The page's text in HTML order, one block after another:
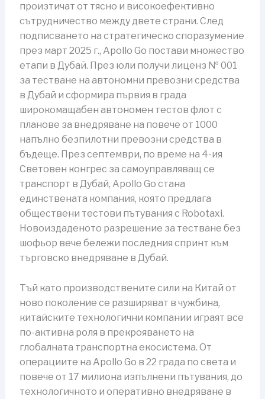
произтичат от тясно и високоефективно
сътрудничество между двете страни. След
подписването на стратегическо споразумение
през март 2025 г., Apollo Go постави множество
етапи в Дубай. През юли получи лиценз № 001
за тестване на автономни превозни средства
в Дубай и сформира първия в града
широкомащабен автономен тестов флот с
планове за внедряване на повече от 1000
напълно безпилотни превозни средства в
бъдеще. През септември, по време на 4-ия
Световен конгрес за самоуправляващ се
транспорт в Дубай, Apollo Go стана
единствената компания, която предлага
обществени тестови пътувания с Robotaxi.
Новоиздаденото разрешение за тестване без
шофьор вече бележи последния спринт към
търговско внедряване в Дубай.
Тъй като производствените сили на Китай от
ново поколение се разширяват в чужбина,
китайските технологични компании играят все
по-активна роля в прекрояването на
глобалната транспортна екосистема. От
операциите на Apollo Go в 22 града по света и
повече от 17 милиона изпълнени пътувания, до
технологичното и оперативно внедряване в